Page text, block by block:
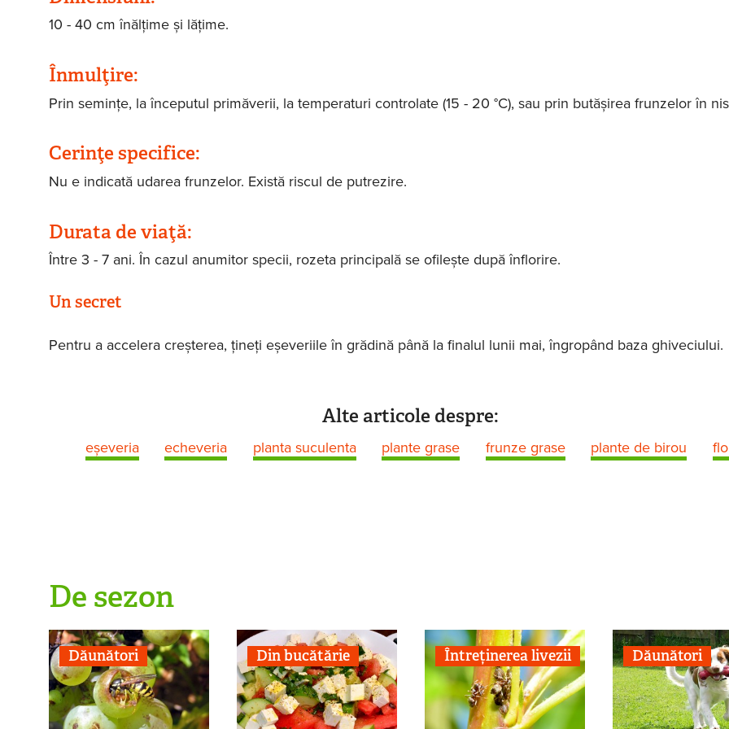
10 - 40 cm înălțime și lățime.
Înmulţire:
Prin semințe, la începutul primăverii, la temperaturi controlate (15 - 20 °C), sau prin butășirea frunzelor în
Cerinţe specifice:
Nu e indicată udarea frunzelor. Există riscul de putrezire.
Durata de viaţă:
Între 3 - 7 ani. În cazul anumitor specii, rozeta principală se ofilește după înflorire.
Un secret
Pentru a accelera creșterea, țineți eșeveriile în grădină până la finalul lunii mai, îngropând baza ghiveciului.
Alte articole despre:
eșeveria echeveria planta suculenta plante grase frunze grase plante de birou
De sezon
Dăunători Din bucătărie Întreținerea livezii Dăunători